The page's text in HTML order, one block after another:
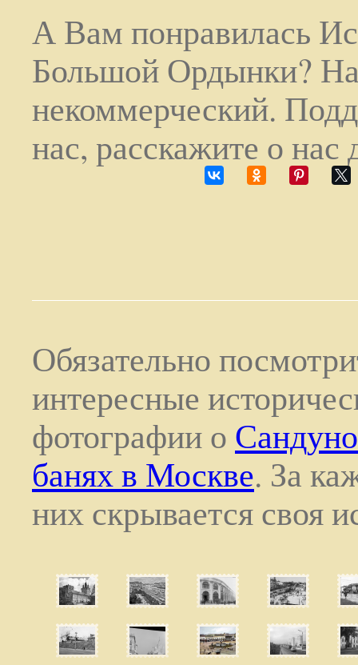
А Вам понравилась
Большой Ордынки?
некоммерческий.
нас, расскажите о нас
Обязательно
интересные
фотографии о
банях в Москве. За
них скрывается своя